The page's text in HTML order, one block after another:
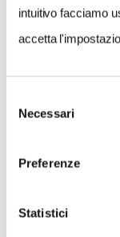
intuitivo facciamo
accetta
delNecessari
Preferenze
Statistici